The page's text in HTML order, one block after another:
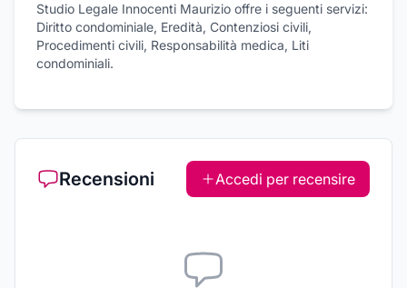
Studio Legale Innocenti Maurizio offre i seguenti servizi:
Diritto condominiale, Eredità, Contenziosi civili,
Procedimenti civili, Responsabilità medica, Liti
condominiali.
Recensioni Accedi per recensire